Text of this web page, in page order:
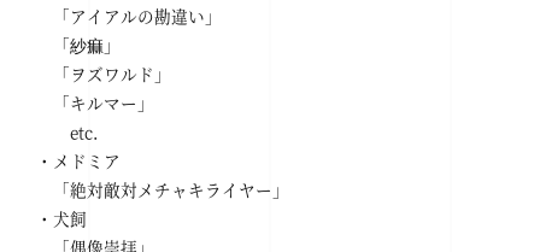
「アイアルの勘違い」
「紗痲」
「ヲズワルド」
「キルマー」
etc.
・メドミア
「絶対敵対メチャキライヤー」
・犬飼
「偶像崇拝」